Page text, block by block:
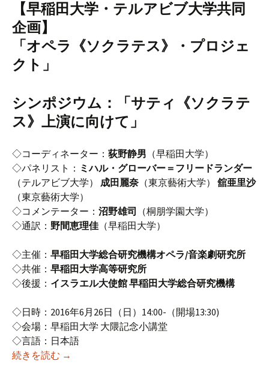
【早稲田大学・テルアビブ大学共同
企画】
「オペラ《ソクラテス》・プロジェ
クト」
シンポジウム：「サティ《ソクラテ
ス》上演に向けて」
◇コーディネーター： 荻野静男 （早稲田大学）
◇パネリスト： ミハル・グローバー＝フリードランダー
（テルアビブ大学） 成田麗奈 （東京藝術大学） 舘亜里沙
（東京藝術大学）
◇コメンテーター： 沼野雄司
（桐朋学園大学）
◇通訳： 野間恵理佳 （早稲田大学）
◇主催： 早稲田大学総合研究機構オペラ/音楽劇研究所
◇共催： 早稲田大学高等研究所
◇後援： イスラエル大使館 早稲田大学総合研究機構
◇日時：2016年6月26日（日）14:00-（開場13:30)
◇会場：早稲田大学 大隈記念小講堂
◇言語：日本語
続きを読む 2016年度6月研究例会(3) （第151回オペラ研究会
→